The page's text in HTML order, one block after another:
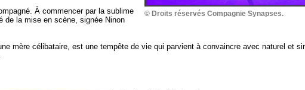
© Droits réservés Compagnie Synapses.
À commencer par la sublime
de la mise en scène, signée Ninon
mère célibataire, est une tempête de vie qui parvient à convaincre avec naturel et